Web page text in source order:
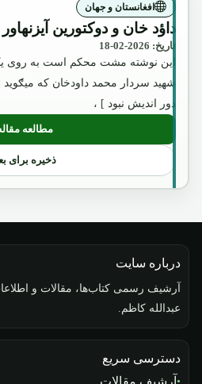
افغانستان و جهان
داؤد خان و دوکتورین آیزنهاور
تاریخ: 2026-02-18
این نوشته مشت محکم است به روی
شهید سردار محمد داودخان که
دور اندیش نبود ] ،
مطالعه: داؤد
ذخیره برای
درباره سایت
آرشیف رسمی کتاب‌ها، مقالات و
عبدالله کاظم.
دسترسی سریع